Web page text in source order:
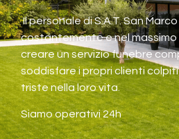
Il personale di S.A.T. San
costantemente e nel
creare un servizio funebre
soddisfare i propri clienti
triste nella loro vita.
Siamo operativi 24h